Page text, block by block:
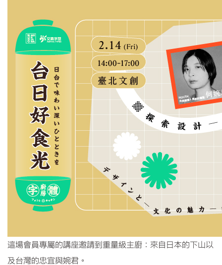
這場會員專屬的講座邀請到重量級主廚：來自日本的下山以
及台灣的忠宜與婉君。